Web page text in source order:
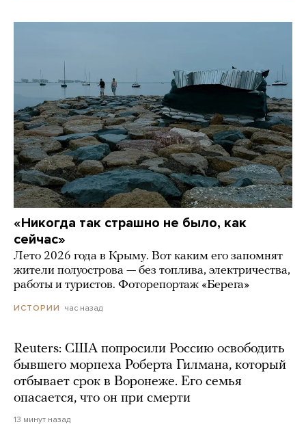
«Никогда так страшно не было, как
сейчас»
Лето 2026 года в Крыму. Вот каким его запомнят
жители полуострова — без топлива, электричества,
работы и туристов. Фоторепортаж «Берега»
ИСТОРИИ час назад
Reuters: США попросили Россию освободить
бывшего морпеха Роберта Гилмана, который
отбывает срок в Воронеже. Его семья
опасается, что он при смерти
13 минут назад